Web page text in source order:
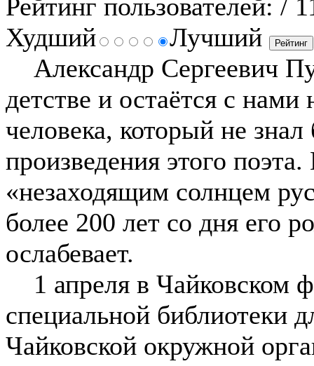
Рейтинг пользователей: /
Худший
Лучший
Александр Сергеевич
детстве и остаётся с
человека, который не
произведения этого
«незаходящим солнцем
более 200 лет со дня его
ослабевает.
1 апреля в Чайковском
специальной библиотеки
Чайковской окружной